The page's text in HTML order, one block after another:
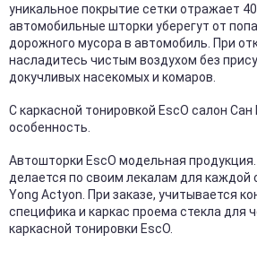
уникальное покрытие сетки отражает
автомобильные шторки уберегут от
дорожного мусора в автомобиль. При
насладитесь чистым воздухом без
докучливых насекомых и комаров.
С каркасной тонировкой EscO салон
особенность.
Автошторки EscO модельная
делается по своим лекалам для каждой
Yong Actyon. При заказе, учитывается
специфика и каркас проема стекла для
каркасной тонировки EscO.